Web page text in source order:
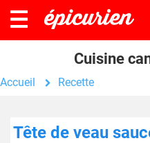
Cuisine
Accueil Recette
Tête de veau